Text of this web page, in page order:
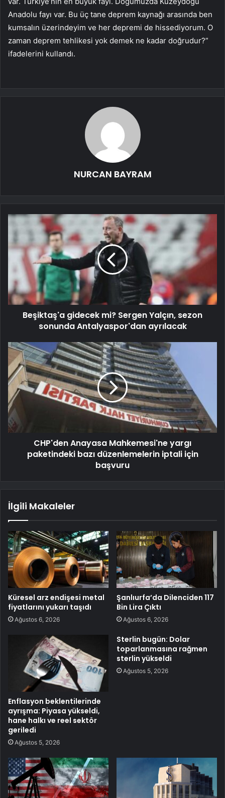
Anadolu fayı var. Bu üç tane deprem kaynağı arasında ben
kumsalın üzerindeyim ve her depremi de hissediyorum. O
zaman deprem tehlikesi yok demek ne kadar doğrudur?”
ifadelerini kullandı.
NURCAN BAYRAM
Beşiktaş'a gidecek mi? Sergen Yalçın, sezon
sonunda Antalyaspor'dan ayrılacak
CHP'den Anayasa Mahkemesi'ne yargı
paketindeki bazı düzenlemelerin iptali için
başvuru
İlgili Makaleler
Küresel arz endişesi metal
fiyatlarını yukarı taşıdı
Ağustos 6, 2026
Şanlıurfa’da Dilenciden 117
Bin Lira Çıktı
Ağustos 6, 2026
Enflasyon beklentilerinde
ayrışma: Piyasa yükseldi,
hane halkı ve reel sektör
geriledi
Ağustos 5, 2026
Sterlin bugün: Dolar
toparlanmasına rağmen
sterlin yükseldi
Ağustos 5, 2026